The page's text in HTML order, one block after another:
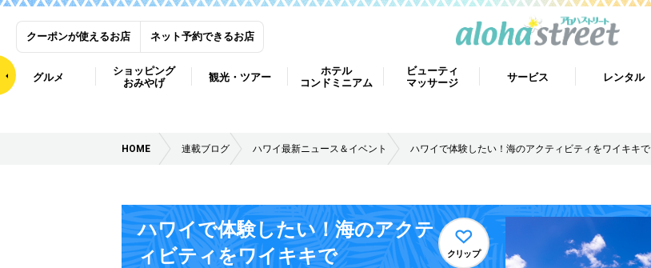
クーポンが使えるお店 ネット予約できるお店
グルメ
ショッピング
おみやげ
観光・ツアー
ホテル
コンドミニアム
ビューティ
マッサージ
サービス レンタル
HOME 連載ブログ ハワイ最新ニュース＆イベント ハワイで体験したい！海のアクティビティをワイキキで
ハワイで体験したい！海のアクテ
ィビティをワイキキで
クリップ